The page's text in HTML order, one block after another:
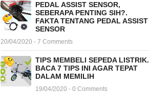
PEDAL ASSIST SENSOR,
SEBERAPA PENTING SIH?.
FAKTA TENTANG PEDAL ASSIST
SENSOR
20/04/2020 - 7 Comments
TIPS MEMBELI SEPEDA LISTRIK.
BACA 7 TIPS INI AGAR TEPAT
DALAM MEMILIH
19/04/2020 - 0 Comments